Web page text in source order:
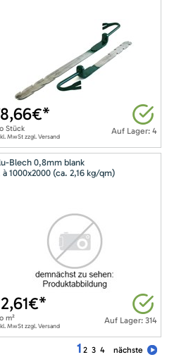
Auf Lager: 4
€*
Stück
MwSt zzgl. Versand
Blech 0,8mm blank
à 1000x2000 (ca. 2,16 kg/qm)
Auf Lager: 314
€*
m²
MwSt zzgl. Versand
1 2 3 4 nächste